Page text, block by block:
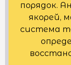
порядок.
якорей,
система